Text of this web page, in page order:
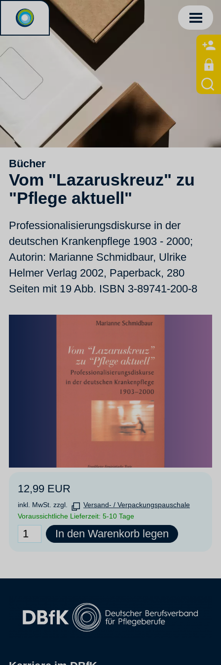
Bücher
Vom "Lazaruskreuz" zu
"Pflege aktuell"
Professionalisierungsdiskurse in der
deutschen Krankenpflege 1903 - 2000;
Autorin: Marianne Schmidbaur, Ulrike
Helmer Verlag 2002, Paperback, 280
Seiten mit 19 Abb. ISBN 3-89741-200-8
12,99 EUR
inkl. MwSt. zzgl.
Versand- / Verpackungspauschale
Voraussichtliche Lieferzeit: 5-10 Tage
In den Warenkorb legen